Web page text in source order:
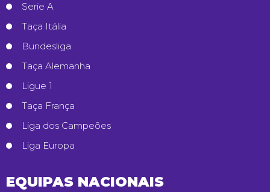
Serie A
Taça Itália
Bundesliga
Taça Alemanha
Ligue 1
Taça França
Liga dos Campeões
Liga Europa
EQUIPAS NACIONAIS